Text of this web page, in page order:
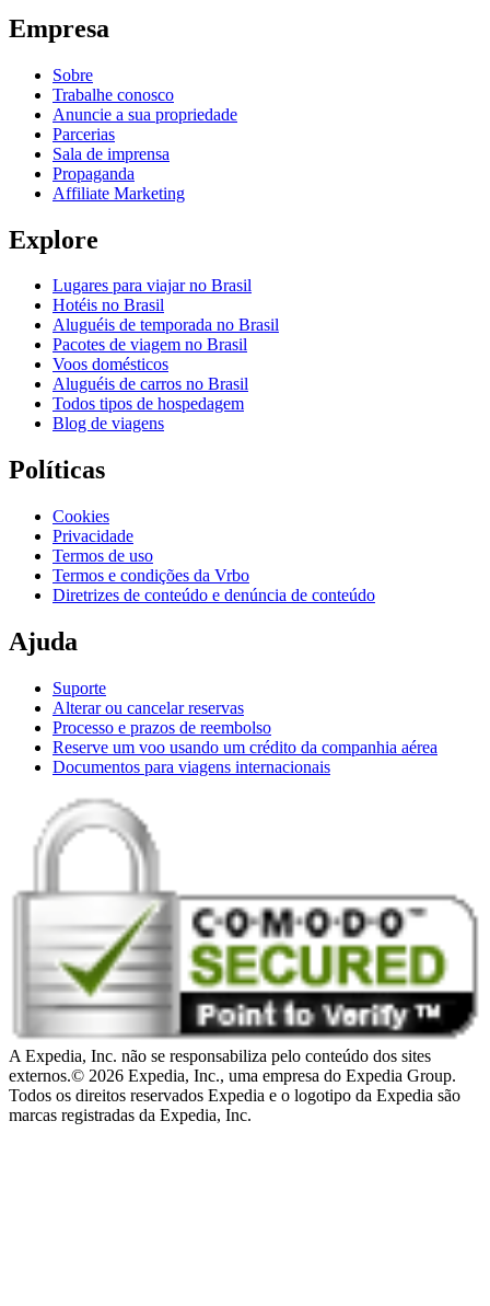
Empresa
Sobre
Trabalhe conosco
Anuncie a sua propriedade
Parcerias
Sala de imprensa
Propaganda
Affiliate Marketing
Explore
Lugares para viajar no Brasil
Hotéis no Brasil
Aluguéis de temporada no Brasil
Pacotes de viagem no Brasil
Voos domésticos
Aluguéis de carros no Brasil
Todos tipos de hospedagem
Blog de viagens
Políticas
Cookies
Privacidade
Termos de uso
Termos e condições da Vrbo
Diretrizes de conteúdo e denúncia de conteúdo
Ajuda
Suporte
Alterar ou cancelar reservas
Processo e prazos de reembolso
Reserve um voo usando um crédito da companhia aérea
Documentos para viagens internacionais
A Expedia, Inc. não se responsabiliza pelo conteúdo dos sites
externos.© 2026 Expedia, Inc., uma empresa do Expedia Group.
Todos os direitos reservados Expedia e o logotipo da Expedia são
marcas registradas da Expedia, Inc.